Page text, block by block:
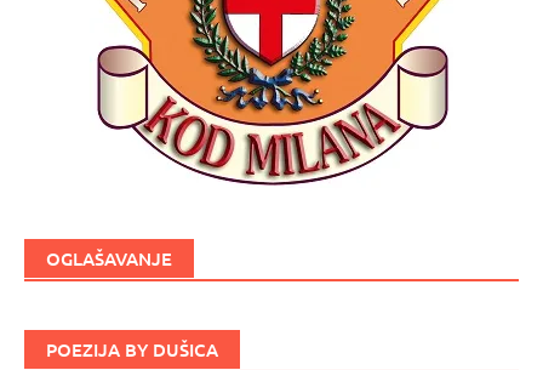
OGLAŠAVANJE
POEZIJA BY DUŠICA